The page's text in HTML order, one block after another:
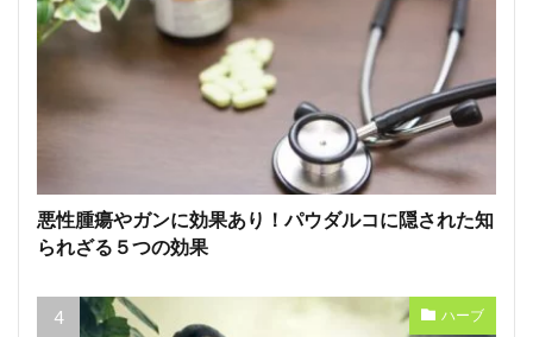
悪性腫瘍やガンに効果あり！パウダルコに隠された知
られざる５つの効果
ハーブ